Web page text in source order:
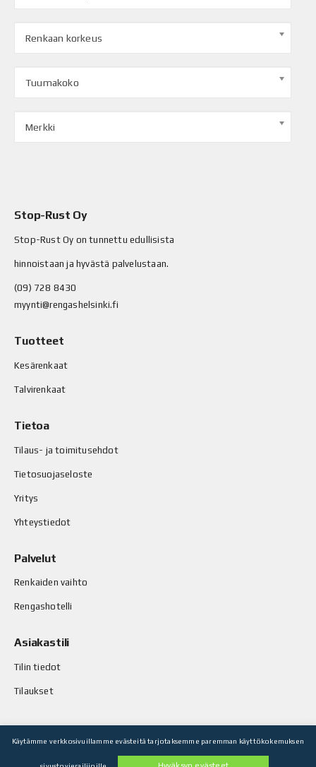
Renkaan korkeus
Tuumakoko
Merkki
Stop-Rust Oy
Stop-Rust Oy on tunnettu edullisista
hinnoistaan ja hyvästä palvelustaan.
(09) 728 8430
myynti@rengashelsinki.fi
Tuotteet
Kesärenkaat
Talvirenkaat
Tietoa
Tilaus- ja toimitusehdot
Tietosuojaseloste
Yritys
Yhteystiedot
Palvelut
Renkaiden vaihto
Rengashotelli
Asiakastili
Tilin tiedot
Tilaukset
© Stop-Rust Oy. Kaikki oikeudet pidätetään.
Käytämme verkkosivuillamme evästeitä tarjotaksemme paremman käyttökokemuksen